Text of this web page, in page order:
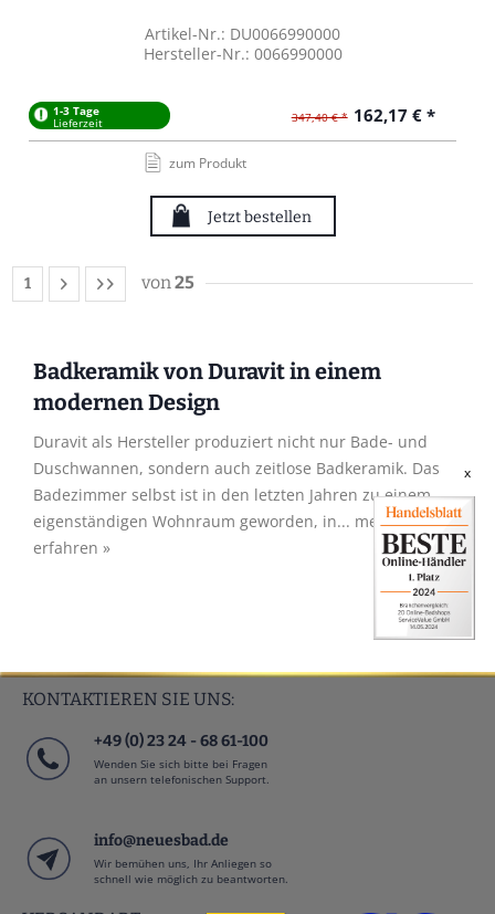
Artikel-Nr.: DU0066990000
Hersteller-Nr.: 0066990000
1-3 Tage
Lieferzeit 347,40 € * 162,17 € *
zum Produkt
Jetzt bestellen
1 von25
Badkeramik von Duravit in einem
modernen Design
Duravit als Hersteller produziert nicht nur Bade- und
Duschwannen, sondern auch zeitlose Badkeramik. Das
Badezimmer selbst ist in den letzten Jahren zu einem
eigenständigen Wohnraum geworden, in... mehr
erfahren »
KONTAKTIEREN SIE UNS:
+49 (0) 23 24 - 68 61-100
Wenden Sie sich bitte bei Fragen
an unsern telefonischen Support.
info@neuesbad.de
Wir bemühen uns, Ihr Anliegen so
schnell wie möglich zu beantworten.
x